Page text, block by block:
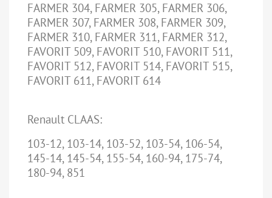
FARMER 304, FARMER 305, FARMER 306,
FARMER 307, FARMER 308, FARMER 309,
FARMER 310, FARMER 311, FARMER 312,
FAVORIT 509, FAVORIT 510, FAVORIT 511,
FAVORIT 512, FAVORIT 514, FAVORIT 515,
FAVORIT 611, FAVORIT 614
Renault CLAAS:
103-12, 103-14, 103-52, 103-54, 106-54,
145-14, 145-54, 155-54, 160-94, 175-74,
180-94, 851